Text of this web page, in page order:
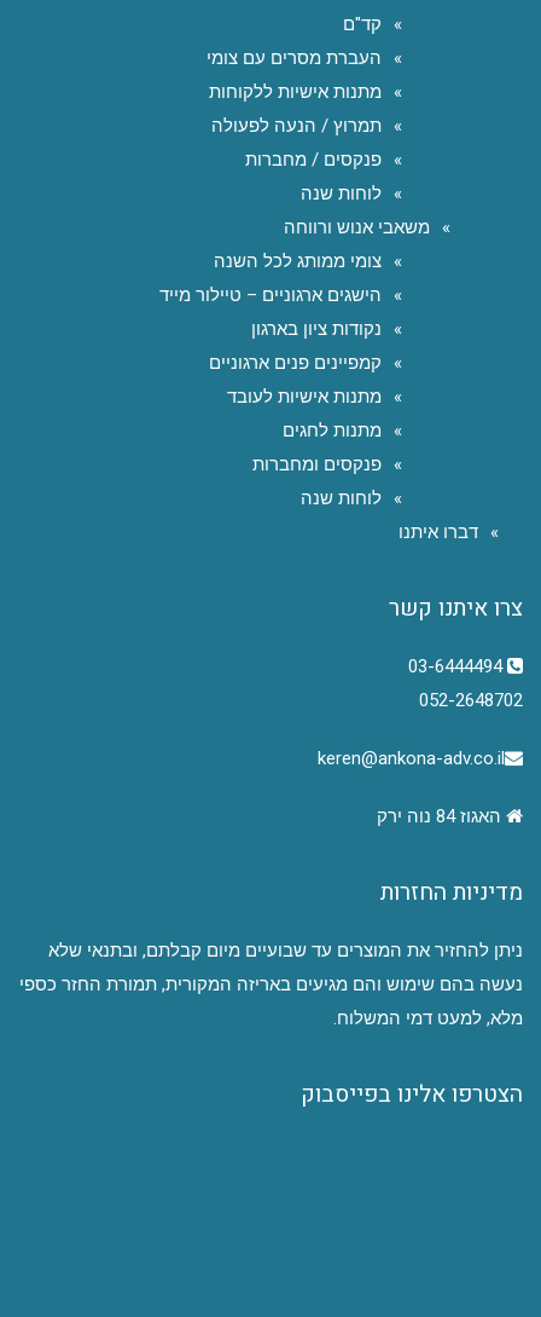
קד"ם
העברת מסרים עם צומי
מתנות אישיות ללקוחות
תמרוץ / הנעה לפעולה
פנקסים / מחברות
לוחות שנה
משאבי אנוש ורווחה
צומי ממותג לכל השנה
הישגים ארגוניים – טיילור מייד
נקודות ציון בארגון
קמפיינים פנים ארגוניים
מתנות אישיות לעובד
מתנות לחגים
פנקסים ומחברות
לוחות שנה
דברו איתנו
צרו איתנו קשר
03-6444494
052-2648702
keren@ankona-adv.co.il
האגוז 84 נוה ירק
מדיניות החזרות
ניתן להחזיר את המוצרים עד שבועיים מיום קבלתם, ובתנאי שלא
נעשה בהם שימוש והם מגיעים באריזה המקורית, תמורת החזר כספי
מלא, למעט דמי המשלוח.
הצטרפו אלינו בפייסבוק